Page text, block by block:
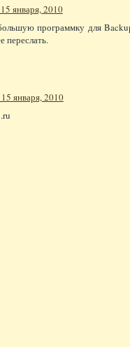
января, 2010
программку для
переслать.
января, 2010